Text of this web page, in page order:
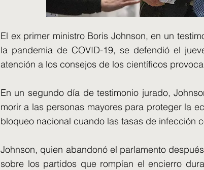
El ex primer ministro Boris Johnson, en un
la pandemia de COVID-19, se defendió el
atención a los consejos de los científicos
En un segundo día de testimonio jurado,
morir a las personas mayores para proteger la
bloqueo nacional cuando las tasas de infección
Johnson, quien abandonó el parlamento
sobre los partidos que rompían el encierro